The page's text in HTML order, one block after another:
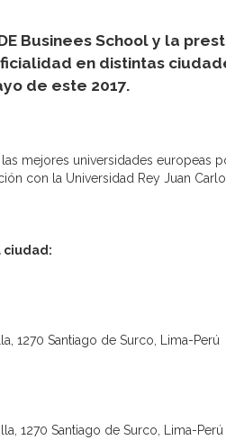
Businees School y la
en distintas
de este 2017.
mejores universidades
con la Universidad Rey Juan
ciudad:
1270 Santiago de Surco, Lima-Perú
1270 Santiago de Surco, Lima-Perú